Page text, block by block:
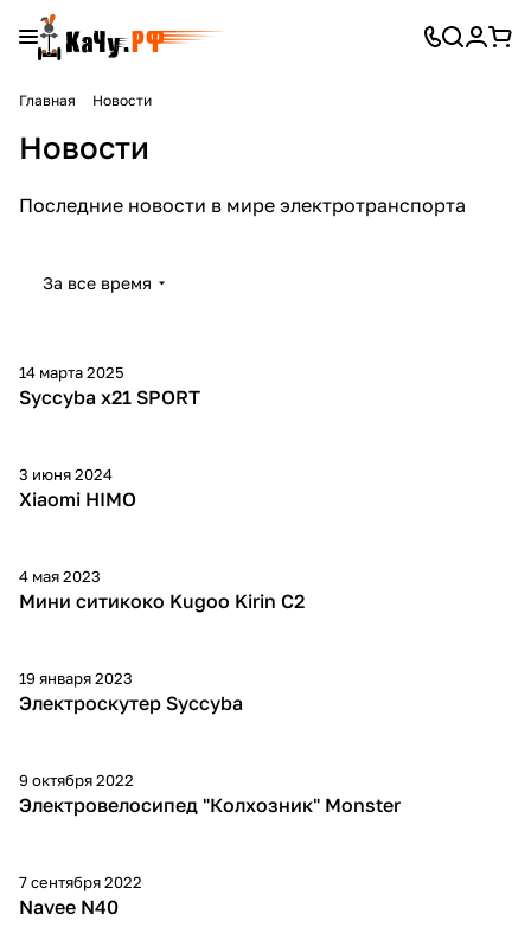
Главная Новости
Новости
Последние новости в мире электротранспорта
За все время
14 марта 2025
Syccyba x21 SPORT
3 июня 2024
Xiaomi HIMO
4 мая 2023
Мини ситикоко Kugoo Kirin C2
19 января 2023
Электроскутер Syccyba
9 октября 2022
Электровелосипед "Колхозник" Monster
7 сентября 2022
Navee N40